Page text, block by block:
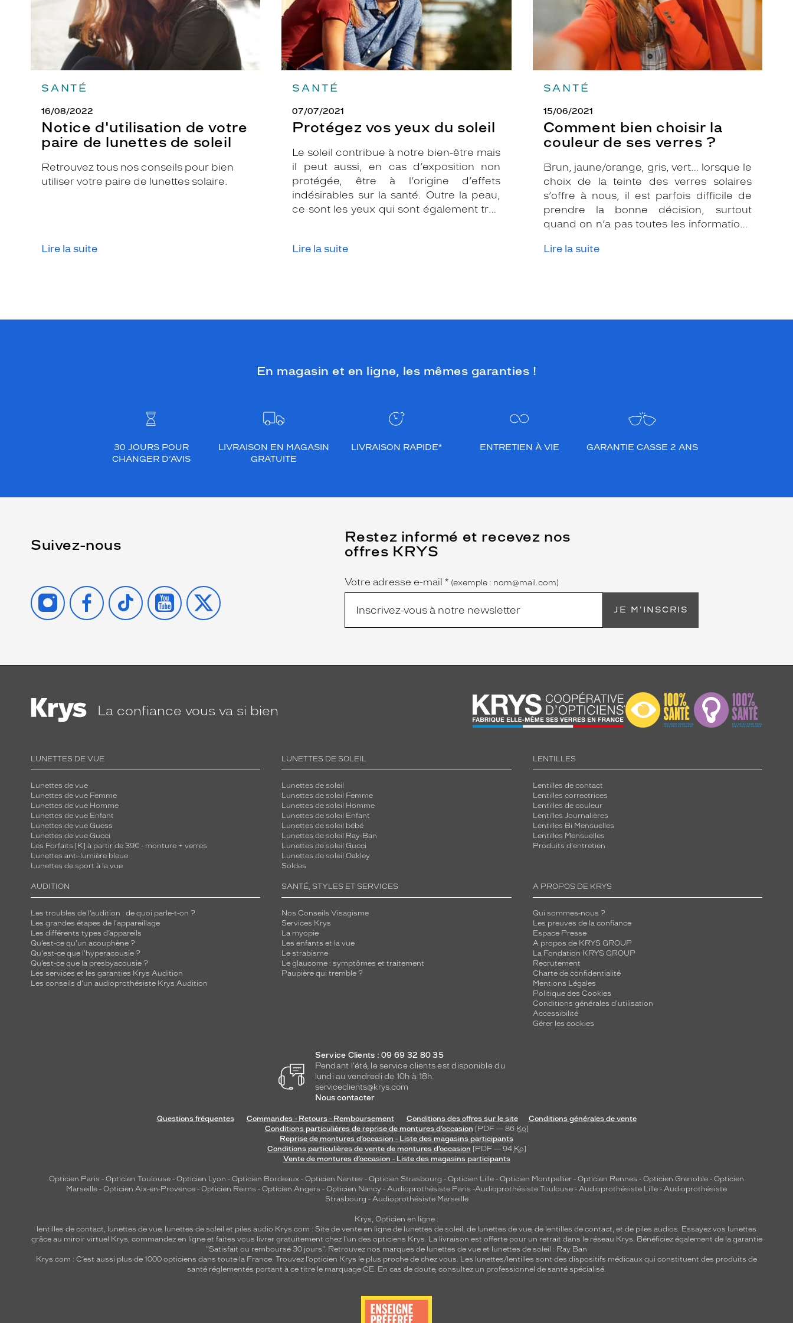
SANTÉ
16/08/2022
Notice d'utilisation de votre
paire de lunettes de soleil
Retrouvez tous nos conseils pour bien
utiliser votre paire de lunettes solaire.
Lire la suite
SANTÉ
07/07/2021
Protégez vos yeux du soleil
Le soleil contribue à notre bien-être mais
il peut aussi, en cas d’exposition non
protégée, être à l’origine d’effets
indésirables sur la santé. Outre la peau,
ce sont les yeux qui sont également très
que le temps est couvert, il est donc
Lire la suite
SANTÉ
15/06/2021
Comment bien choisir la
couleur de ses verres ?
Brun, jaune/orange, gris, vert… lorsque le
choix de la teinte des verres solaires
s’offre à nous, il est parfois difficile de
prendre la bonne décision, surtout
quand on n’a pas toutes les informations
pour vous conseiller et apporter leur
Lire la suite
En magasin et en ligne, les mêmes garanties !
30 JOURS POUR
CHANGER D’AVIS
LIVRAISON EN MAGASIN
GRATUITE
LIVRAISON RAPIDE* ENTRETIEN À VIE GARANTIE CASSE 2 ANS
Suivez-nous
INSTAGRAMFACEBOOK
TIKTOK YOUTUBE
X
Restez informé et recevez nos
offres KRYS
Name
Votre adresse e-mail *
(Ce
champ
est
obligatoire)
(exemple : nom@mail.com)
JE M'INSCRIS
La confiance vous va si bien
LUNETTES DE VUE
Lunettes de vue
Lunettes de vue Femme
Lunettes de vue Homme
Lunettes de vue Enfant
Lunettes de vue Guess
Lunettes de vue Gucci
Les Forfaits [K] à partir de 39€ - monture + verres
Lunettes anti-lumière bleue
Lunettes de sport à la vue
LUNETTES DE SOLEIL
Lunettes de soleil
Lunettes de soleil Femme
Lunettes de soleil Homme
Lunettes de soleil Enfant
Lunettes de soleil bébé
Lunettes de soleil Ray-Ban
Lunettes de soleil Gucci
Lunettes de soleil Oakley
Soldes
LENTILLES
Lentilles de contact
Lentilles correctrices
Lentilles de couleur
Lentilles Journalières
Lentilles Bi Mensuelles
Lentilles Mensuelles
Produits d'entretien
AUDITION
Les troubles de l’audition : de quoi parle-t-on ?
Les grandes étapes de l'appareillage
Les différents types d’appareils
Qu’est-ce qu'un acouphène ?
Qu'est-ce que l'hyperacousie ?
Qu’est-ce que la presbyacousie ?
Les services et les garanties Krys Audition
Les conseils d'un audioprothésiste Krys Audition
SANTÉ, STYLES ET SERVICES
Nos Conseils Visagisme
Services Krys
La myopie
Les enfants et la vue
Le strabisme
Le glaucome : symptômes et traitement
Paupière qui tremble ?
A PROPOS DE KRYS
Qui sommes-nous ?
Les preuves de la confiance
Espace Presse
A propos de KRYS GROUP
La Fondation KRYS GROUP
Recrutement
Charte de confidentialité
Mentions Légales
Politique des Cookies
Conditions générales d'utilisation
Accessibilité
Gérer les cookies
Service Clients : 09 69 32 80 35
Pendant l'été, le service clients est disponible du
lundi au vendredi de 10h à 18h.
serviceclients@krys.com
Nous contacter
Questions fréquentes Commandes - Retours - Remboursement Conditions des offres sur le site
Conditions générales de vente
Conditions particulières de reprise de montures d’occasion [PDF — 86 Ko]
Reprise de montures d’occasion - Liste des magasins participants
Conditions particulières de vente de montures d’occasion [PDF — 94 Ko]
Vente de montures d’occasion - Liste des magasins participants
Opticien Paris - Opticien Toulouse - Opticien Lyon - Opticien Bordeaux - Opticien Nantes - Opticien Strasbourg - Opticien Lille - Opticien Montpellier - Opticien Rennes - Opticien Grenoble - Opticien
Marseille - Opticien Aix-en-Provence - Opticien Reims - Opticien Angers - Opticien Nancy - Audioprothésiste Paris -Audioprothésiste Toulouse - Audioprothésiste Lille - Audioprothésiste
Strasbourg - Audioprothésiste Marseille
Krys, Opticien en ligne :
lentilles de contact, lunettes de vue, lunettes de soleil et piles audio Krys.com : Site de vente en ligne de lunettes de soleil, de lunettes de vue, de lentilles de contact, et de piles audios. Essayez vos lunettes
grâce au miroir virtuel Krys, commandez en ligne et faites vous livrer gratuitement chez l'un des opticiens Krys. La livraison est offerte pour un retrait dans le réseau Krys. Bénéficiez également de la garantie
"Satisfait ou remboursé 30 jours". Retrouvez nos marques de lunettes de vue et lunettes de soleil : Ray Ban
Krys.com : C’est aussi plus de 1000 opticiens dans toute la France. Trouvez l’opticien Krys le plus proche de chez vous. Les lunettes/lentilles sont des dispositifs médicaux qui constituent des produits de
santé réglementés portant à ce titre le marquage CE. En cas de doute, consultez un professionnel de santé spécialisé.